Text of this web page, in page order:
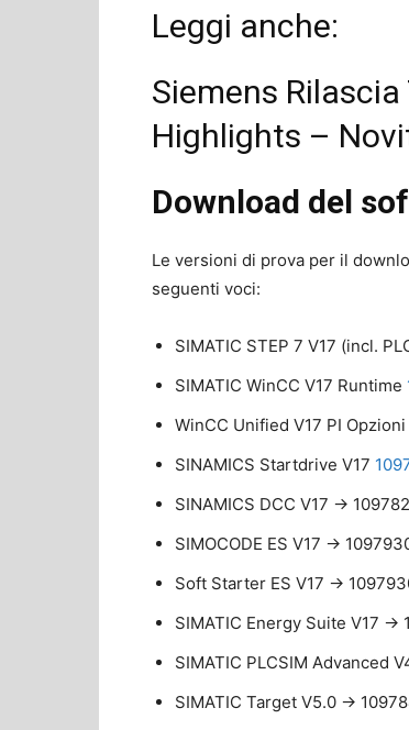
Leggi anche:
Siemens
Highlights –
Download del
Le versioni di prova per il
seguenti voci:
SIMATIC STEP 7 V17 (incl.
SIMATIC WinCC V17 Runtime
WinCC Unified V17 PI
SINAMICS Startdrive V17
SINAMICS DCC V17 ->
SIMOCODE ES V17 ->
Soft Starter ES V17 ->
SIMATIC Energy Suite V17 -
SIMATIC PLCSIM Advanced
SIMATIC Target V5.0 ->